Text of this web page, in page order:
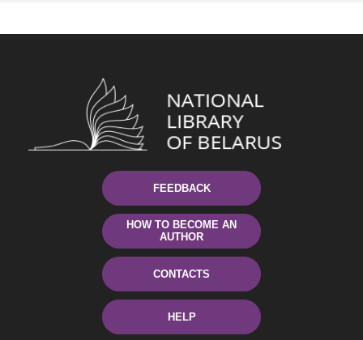
FEEDBACK
HOW TO BECOME AN
AUTHOR
CONTACTS
HELP